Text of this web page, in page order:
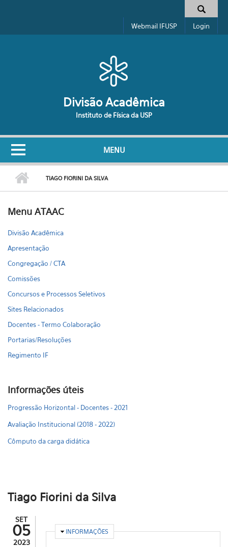
Formulário de busca
Webmail IFUSP Login
Divisão Acadêmica
Instituto de Física da USP
MENU
TIAGO FIORINI DA SILVA
Menu ATAAC
Divisão Acadêmica
Apresentação
Congregação / CTA
Comissões
Concursos e Processos Seletivos
Sites Relacionados
Docentes - Termo Colaboração
Portarias/Resoluções
Regimento IF
Informações úteis
Progressão Horizontal - Docentes - 2021
Avaliação Institucional (2018 - 2022)
Cômputo da carga didática
Tiago Fiorini da Silva
SET
05
2023
OCULTAR
INFORMAÇÕES